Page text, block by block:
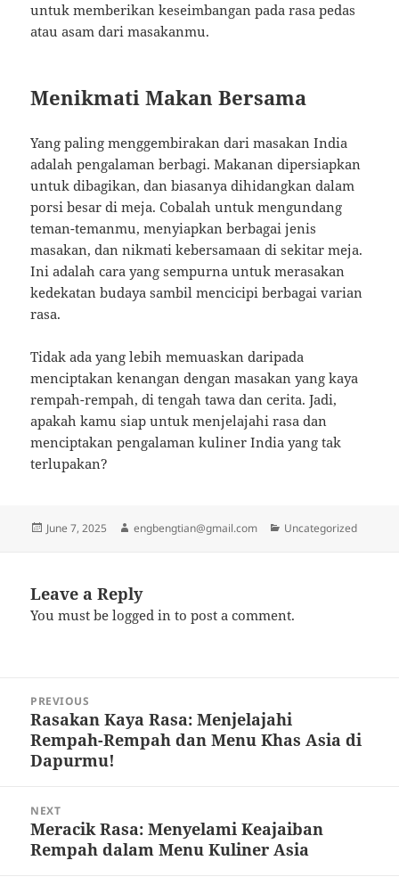
untuk memberikan keseimbangan pada rasa pedas
atau asam dari masakanmu.
Menikmati Makan Bersama
Yang paling menggembirakan dari masakan India
adalah pengalaman berbagi. Makanan dipersiapkan
untuk dibagikan, dan biasanya dihidangkan dalam
porsi besar di meja. Cobalah untuk mengundang
teman-temanmu, menyiapkan berbagai jenis
masakan, dan nikmati kebersamaan di sekitar meja.
Ini adalah cara yang sempurna untuk merasakan
kedekatan budaya sambil mencicipi berbagai varian
rasa.
Tidak ada yang lebih memuaskan daripada
menciptakan kenangan dengan masakan yang kaya
rempah-rempah, di tengah tawa dan cerita. Jadi,
apakah kamu siap untuk menjelajahi rasa dan
menciptakan pengalaman kuliner India yang tak
terlupakan?
Posted
June 7, 2025 Author
engbengtian@gmail.com Categories
Uncategorized
Leave a Reply
You must belogged in to post a comment.
navigation
PREVIOUS
Previous
post:
Rasakan Kaya Rasa: Menjelajahi
Rempah-Rempah dan Menu Khas Asia di
Dapurmu!
NEXT
Next
post:
Meracik Rasa: Menyelami Keajaiban
Rempah dalam Menu Kuliner Asia